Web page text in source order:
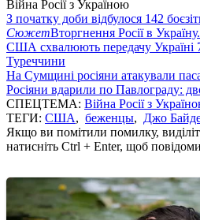
Війна Росії з Україною
З початку доби відбулося 142
СюжетВторгнення Росії в
США схвалюють передачу Україні
Туреччини
На Сумщині росіяни атакували
Росіяни вдарили по Павлограду:
СПЕЦТЕМА: Війна Росії з
ТЕГИ: США, беженцы, Джо
Якщо ви помітили помилку,
натисніть Ctrl + Enter, щоб